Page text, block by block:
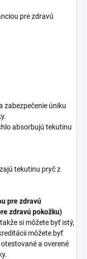
pre zdravú
zabezpečenie úniku
absorbujú tekutinu
tekutinu pryč z
pre zdravú
zdravú pokožku)
si môžete byť istý,
môžete byť
a overené